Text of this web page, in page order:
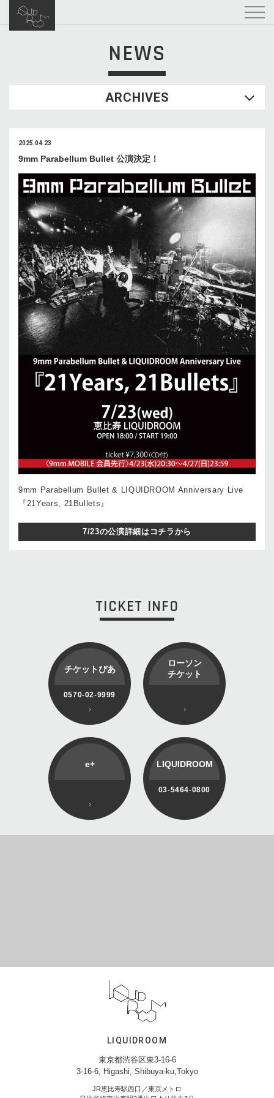
NEWS
ARCHIVES
2025.04.23
9mm Parabellum Bullet 公演決定！
9mm Parabellum Bullet & LIQUIDROOM Anniversary Live
『21Years, 21Bullets』
7/23の公演詳細はコチラから
TICKET INFO
チケットぴあ
0570-02-9999
ローソン
チケット
e+ LIQUIDROOM
03-5464-0800
LIQUIDROOM
東京都渋谷区東3-16-6
3-16-6, Higashi, Shibuya-ku,Tokyo
JR恵比寿駅西口／東京メトロ